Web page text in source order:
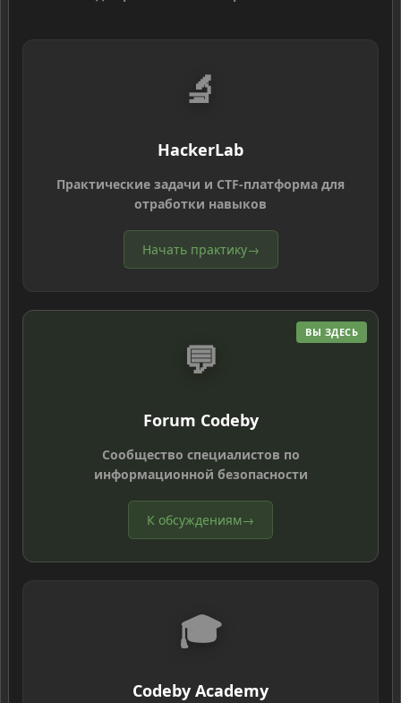
🔬
HackerLab
Практические задачи и CTF-платформа для
отработки навыков
Начать практику→
ВЫ ЗДЕСЬ
💬
Forum Codeby
Сообщество специалистов по
информационной безопасности
К обсуждениям→
🎓
Codeby Academy